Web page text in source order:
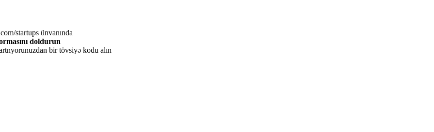
startups ünvanında
doldurun
bir tövsiyə kodu alın